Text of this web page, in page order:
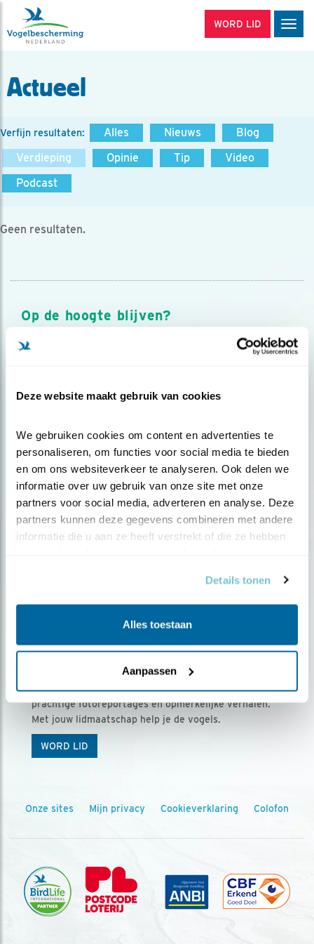
Deze website maakt gebruik van cookies
We gebruiken cookies om content en advertenties te
personaliseren, om functies voor social media te bieden
en om ons websiteverkeer te analyseren. Ook delen we
informatie over uw gebruik van onze site met onze
partners voor social media, adverteren en analyse. Deze
partners kunnen deze gegevens combineren met andere
informatie die u aan ze heeft verstrekt of die ze hebben
Details tonen
Alles toestaan
Aanpassen
WORD LID
Actueel
Verfijn resultaten: Alles Nieuws
Blog
Verdieping
Opinie Tip
Video
Podcast
Geen resultaten.
Op de hoogte blijven?
Meld je aan en ontvang nieuws, inspiratie, acties en tips
over vogels en activiteiten van Vogelbescherming.
Ontvang 5 x Vogels voor € 36,00 per jaar
Vogels is het tijdschrift voor onze leden, met
prachtige fotoreportages en opmerkelijke verhalen.
Met jouw lidmaatschap help je de vogels.
WORD LID
Onze sites Mijn privacy Cookieverklaring Colofon